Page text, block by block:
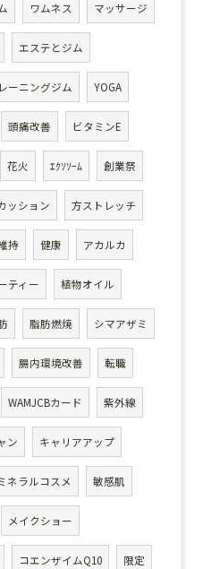
ワムネス マッサージ
エステとジム
ーニングジム YOGA
頭痛改善 ビタミンE
花火 ｴｸｿｿｰﾑ 創業祭
ッション 方ストレッチ
持 健康 アカルカ
ティー 植物オイル
脂肪燃焼 シマアザミ
腸内環境改善 転職
WAMJCBカード 紫外線
ン キャリアアップ
ネラルコスメ 敏感肌
メイクショー
コエンザイムQ10 限定